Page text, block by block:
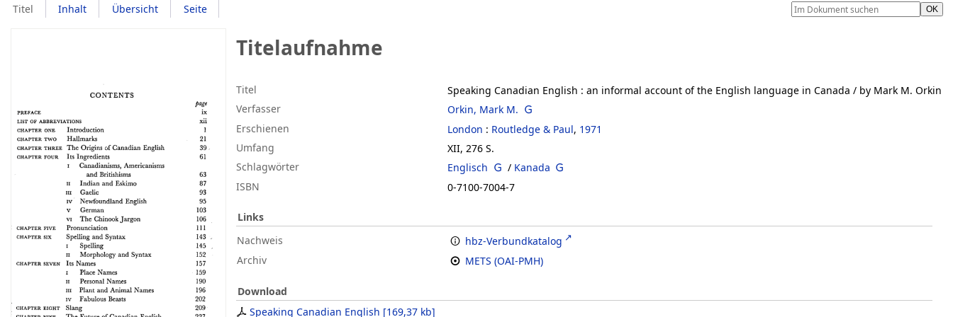
Titel Inhalt Übersicht Seite
Titelaufnahme
Titel Speaking Canadian English : an informal account of the English language in Canada / by Mark M. Orkin
Verfasser
Orkin, Mark M.
Erschienen
London : Routledge & Paul, 1971
Umfang
XII, 276 S.
Schlagwörter
Englisch / Kanada
ISBN
0-7100-7004-7
Links
Nachweis
hbz-Verbundkatalog
Archiv
METS (OAI-PMH)
Download
Speaking Canadian English [169,37 kb]